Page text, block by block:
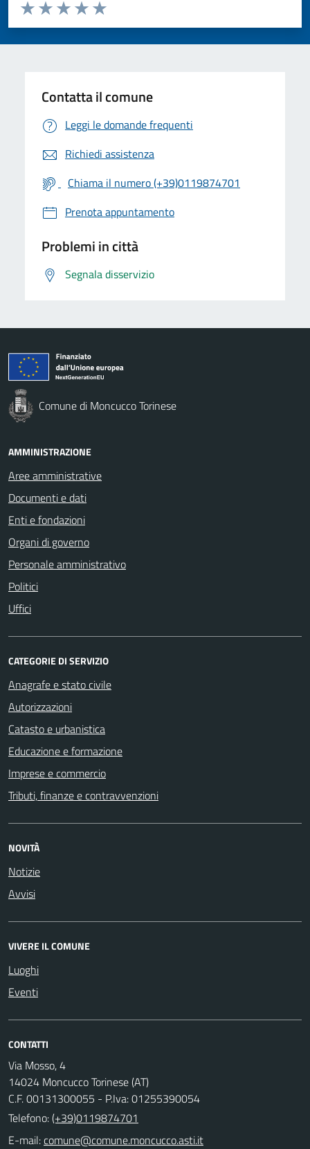
Valuta da 1 a 5 stelle la pagina
Valuta 5 stelle su 5
Valuta 4 stelle su 5
Valuta 3 stelle su 5
Valuta 2 stelle su 5
Valuta 1 stelle su 5
Contatta il comune
Leggi le domande frequenti
Richiedi assistenza
Chiama il numero (+39)0119874701
Prenota appuntamento
Problemi in città
Segnala disservizio
Comune di Moncucco Torinese
AMMINISTRAZIONE
Aree amministrative
Documenti e dati
Enti e fondazioni
Organi di governo
Personale amministrativo
Politici
Uffici
CATEGORIE DI SERVIZIO
Anagrafe e stato civile
Autorizzazioni
Catasto e urbanistica
Educazione e formazione
Imprese e commercio
Tributi, finanze e contravvenzioni
NOVITÀ
Notizie
Avvisi
VIVERE IL COMUNE
Luoghi
Eventi
CONTATTI
Via Mosso, 4
14024 Moncucco Torinese (AT)
C.F. 00131300055 - P.Iva: 01255390054
Telefono:(+39)0119874701
E-mail:comune@comune.moncucco.asti.it